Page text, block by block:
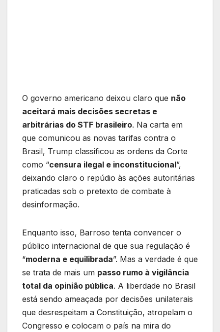
O governo americano deixou claro que não
aceitará mais decisões secretas e
arbitrárias do STF brasileiro. Na carta em
que comunicou as novas tarifas contra o
Brasil, Trump classificou as ordens da Corte
como “censura ilegal e inconstitucional”,
deixando claro o repúdio às ações autoritárias
praticadas sob o pretexto de combate à
desinformação.
Enquanto isso, Barroso tenta convencer o
público internacional de que sua regulação é
“moderna e equilibrada”. Mas a verdade é que
se trata de mais um passo rumo à vigilância
total da opinião pública. A liberdade no Brasil
está sendo ameaçada por decisões unilaterais
que desrespeitam a Constituição, atropelam o
Congresso e colocam o país na mira do